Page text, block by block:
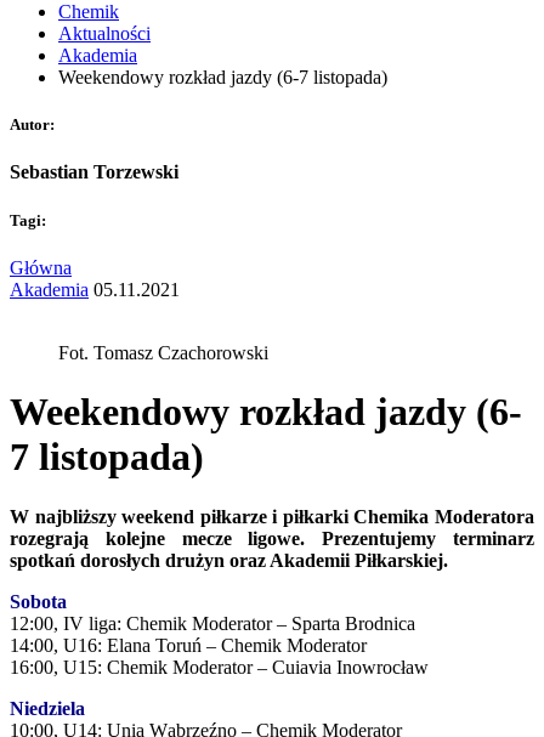
Chemik
Aktualności
Akademia
Weekendowy rozkład jazdy (6-7 listopada)
Autor:
Sebastian Torzewski
Tagi:
Główna
Akademia 05.11.2021
Fot. Tomasz Czachorowski
Weekendowy rozkład jazdy (6-
7 listopada)
W najbliższy weekend piłkarze i piłkarki Chemika Moderatora
rozegrają kolejne mecze ligowe. Prezentujemy terminarz
spotkań dorosłych drużyn oraz Akademii Piłkarskiej.
Sobota
12:00, IV liga: Chemik Moderator – Sparta Brodnica
14:00, U16: Elana Toruń – Chemik Moderator
16:00, U15: Chemik Moderator – Cuiavia Inowrocław
Niedziela
10:00, U14: Unia Wąbrzeźno – Chemik Moderator